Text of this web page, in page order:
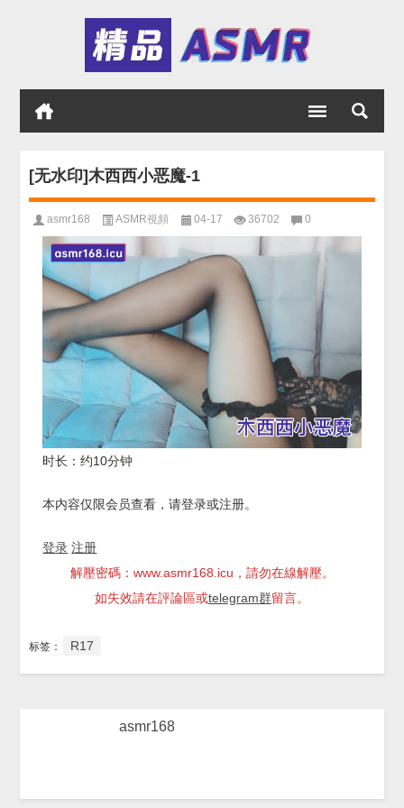
[无水印]木西西小恶魔-1
asmr168 ASMR視頻 04-17 36702 0
时长：约10分钟
本内容仅限会员查看，请登录或注册。
登录 注册
解壓密碼：www.asmr168.icu，請勿在線解壓。
如失效請在評論區或telegram群留言。
标签： R17
asmr168